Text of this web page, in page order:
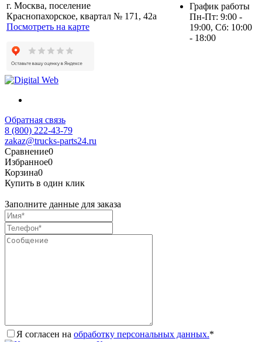
г. Москва, поселение
Краснопахорское, квартал № 171, 42а
Посмотреть на карте
График работы
Пн-Пт: 9:00 -
19:00, Сб: 10:00
- 18:00
Обратная связь
8 (800) 222-43-79
zakaz@trucks-parts24.ru
Сравнение0
Избранное0
Корзина0
Купить в один клик
Заполните данные для заказа
Я согласен на обработку персональных данных.*